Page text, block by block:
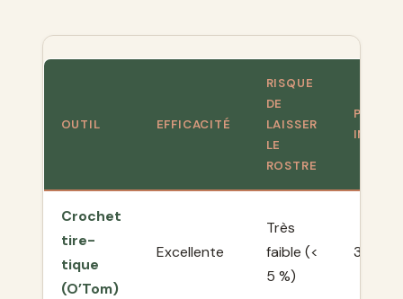
OUTIL EFFICACITÉ
RISQUE
DE
LAISSER
LE
ROSTRE
PRIX
Crochet
tire-
tique
(O’Tom)
Excellente
Très
faible (<
5 %)
3 à 5 €